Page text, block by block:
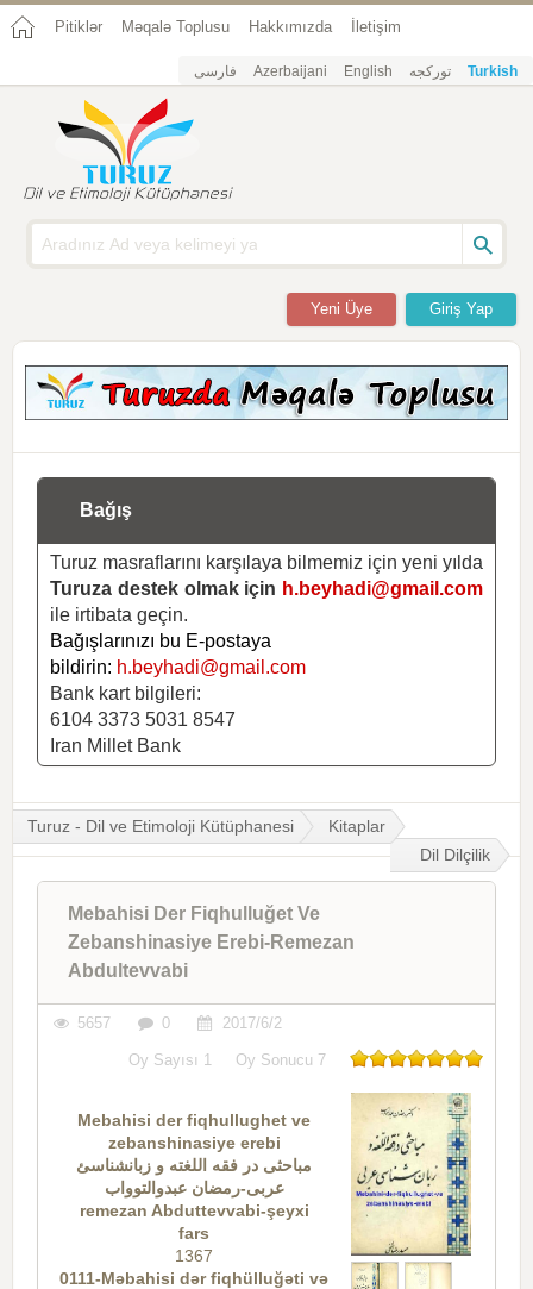
Pitiklər Məqalə Toplusu Hakkımızda İletişim
فارسی Azerbaijani English تورکجه Turkish
Giriş Yap
Yeni Üye
Bağış
Turuz masraflarını karşılaya bilmemiz için yeni yılda
Turuza destek olmak için h.beyhadi@gmail.com
ile irtibata geçin.
Bağışlarınızı bu E-postaya
bildirin: h.beyhadi@gmail.com
Bank kart bilgileri:
6104 3373 5031 8547
Iran Millet Bank
Turuz - Dil ve Etimoloji Kütüphanesi
Kitaplar
Dil Dilçilik
Mebahisi Der Fiqhulluğet Ve
Zebanshinasiye Erebi-Remezan
Abdultevvabi
5657 0 2017/6/2
Oy Sayısı 1 Oy Sonucu 7
Mebahisi der fiqhullughet ve
zebanshinasiye erebi
مباحثی در فقه اللغته و زبانشناسئ
عربی-رمضان عبدوالتوواب
remezan Abduttevvabi-şeyxi
fars
1367
0111-Məbahisi dər fiqhülluğəti və